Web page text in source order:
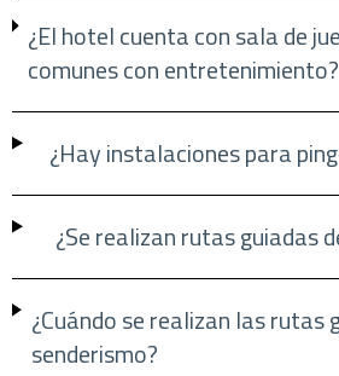
¿El hotel cuenta con sala de
comunes con entretenimiento?
¿Hay instalaciones para
¿Se realizan rutas guiadas
¿Cuándo se realizan las rutas
senderismo?